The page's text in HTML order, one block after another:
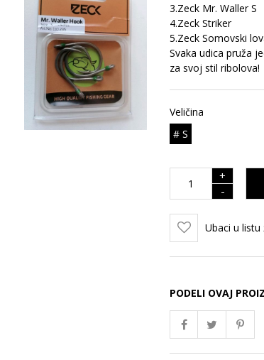
3.Zeck Mr. Waller S
4.Zeck Striker
5.Zeck Somovski
Svaka udica pruža
za svoj stil ribolova!
Veličina
# S
+
-
Ubaci u listu
PODELI OVAJ